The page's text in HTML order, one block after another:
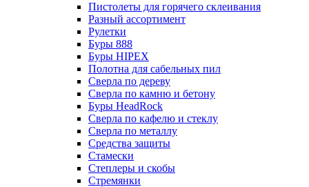
Пистолеты для горячего склеивания
Разный ассортимент
Рулетки
Буры 888
Буры HIPEX
Полотна для сабельных пил
Сверла по дереву
Сверла по камню и бетону
Буры HeadRock
Сверла по кафелю и стеклу
Сверла по металлу
Средства защиты
Стамески
Степлеры и скобы
Стремянки